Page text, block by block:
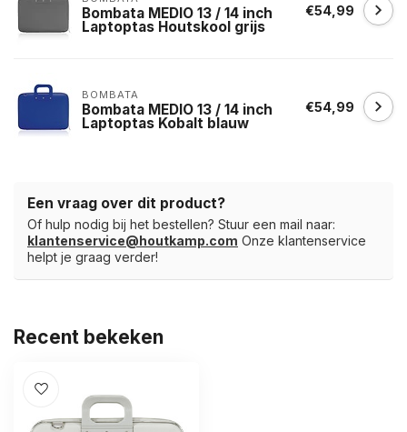
Bombata MEDIO 13 / 14 inch
Laptoptas Houtskool grijs
€54,99
BOMBATA
Bombata MEDIO 13 / 14 inch
Laptoptas Kobalt blauw
€54,99
Een vraag over dit product?
Of hulp nodig bij het bestellen? Stuur een mail naar:
klantenservice@houtkamp.com Onze klantenservice
helpt je graag verder!
Recent bekeken